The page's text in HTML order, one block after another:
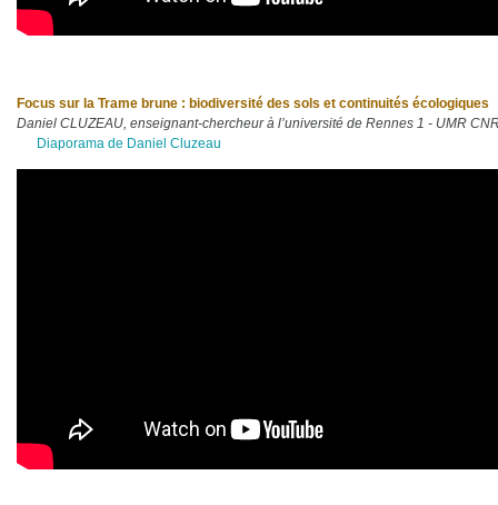
Focus sur la Trame brune : biodiversité des sols et continuités écologiques
Daniel CLUZEAU, enseignant-chercheur à l’université de Rennes 1 - UMR
Diaporama de Daniel Cluzeau